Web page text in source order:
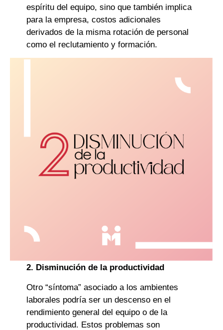
espíritu del equipo, sino que también implica
para la empresa, costos adicionales
derivados de la misma rotación de personal
como el reclutamiento y formación.
2. Disminución de la productividad
Otro “síntoma” asociado a los ambientes
laborales podría ser un descenso en el
rendimiento general del equipo o de la
productividad. Estos problemas son